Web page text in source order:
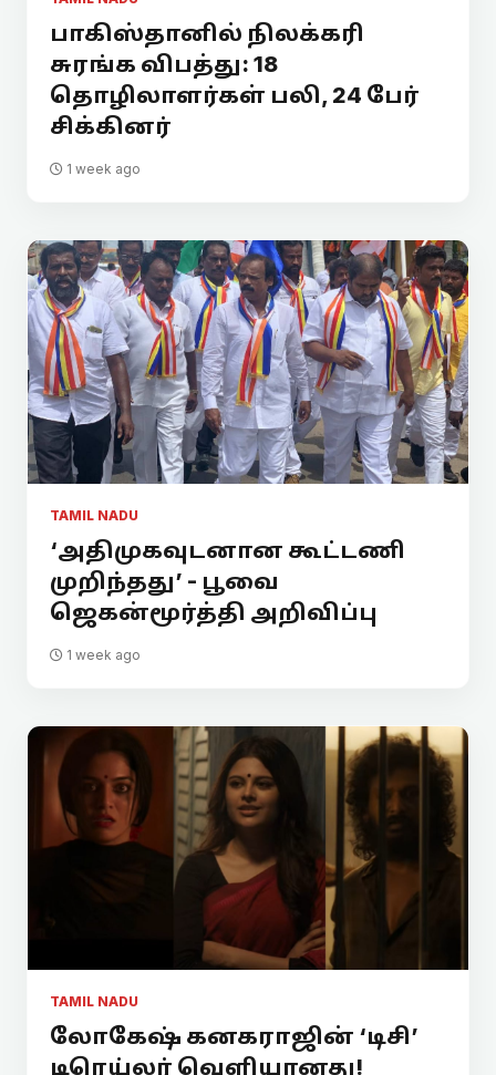
பாகிஸ்தானில் நிலக்கரி
சுரங்க விபத்து: 18
தொழிலாளர்கள் பலி, 24 பேர்
சிக்கினர்
1 week ago
TAMIL NADU
‘அதிமுகவுடனான கூட்டணி
முறிந்தது’ - பூவை
ஜெகன்மூர்த்தி அறிவிப்பு
1 week ago
TAMIL NADU
லோகேஷ் கனகராஜின் ‘டிசி’
டிரெய்லர் வெளியானது!